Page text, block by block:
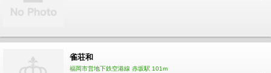
雀荘和
福岡市営地下鉄空港線 赤坂駅 101m